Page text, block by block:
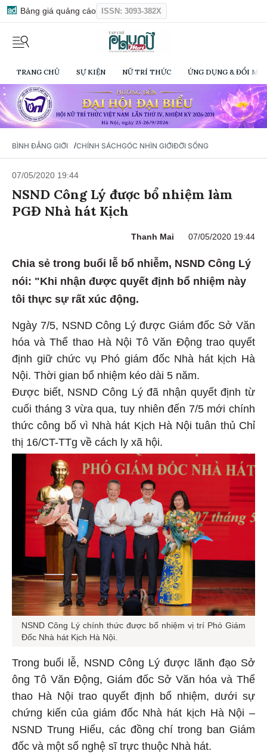
Bảng giá quảng cáo ISSN: 3093-382X
TRANG CHỦ SỰ KIỆN NỮ TRÍ THỨC ỨNG DỤNG & ĐỔI
BÌNH ĐẲNG GIỚI /CHÍNH SÁCHGÓC NHÌN GIỚIĐỜI SỐNG
07/05/2020 19:44
NSND Công Lý được bổ nhiệm làm
PGĐ Nhà hát Kịch
Thanh Mai 07/05/2020 19:44
Chia sẻ trong buổi lễ bổ nhiễm, NSND Công Lý
nói: "Khi nhận được quyết định bổ nhiệm này
tôi thực sự rất xúc động.
Ngày 7/5, NSND Công Lý được Giám đốc Sở Văn
hóa và Thể thao Hà Nội Tô Văn Động trao quyết
định giữ chức vụ Phó giám đốc Nhà hát kịch Hà
Nội. Thời gian bổ nhiệm kéo dài 5 năm.
Được biết, NSND Công Lý đã nhận quyết định từ
cuối tháng 3 vừa qua, tuy nhiên đến 7/5 mới chính
thức công bố vì Nhà hát Kịch Hà Nội tuân thủ Chỉ
thị 16/CT-TTg về cách ly xã hội.
NSND Công Lý chính thức được bổ nhiệm vị trí Phó Giám
Đốc Nhà hát Kịch Hà Nội.
Trong buổi lễ, NSND Công Lý được lãnh đạo Sở
ông Tô Văn Động, Giám đốc Sở Văn hóa và Thể
thao Hà Nội trao quyết định bổ nhiệm, dưới sự
chứng kiến của giám đốc Nhà hát kịch Hà Nội –
NSND Trung Hiếu, các đồng chí trong ban Giám
đốc và một số nghệ sĩ trực thuộc Nhà hát.